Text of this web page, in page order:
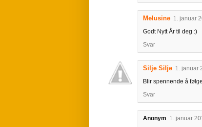
Melusine 1. januar
Godt Nytt År til deg :)
Svar
Silje Silje 1. januar
Blir spennende å
Svar
Anonym 1. januar